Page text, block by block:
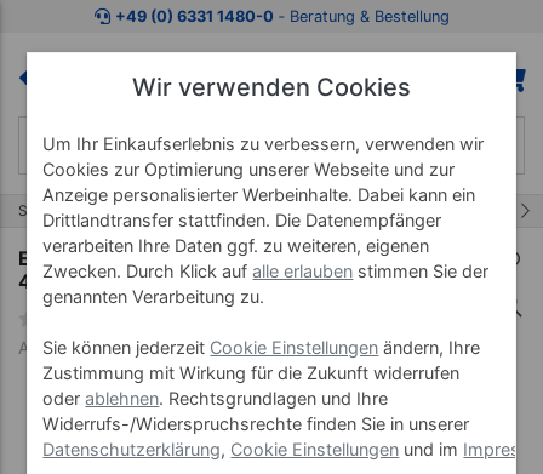
Zum Kaufbereich springen Zur Produktbeschreibung
+49 (0) 6331 1480-0 ‐ Beratung & Bestellung
Start Elektrotherapiegeräte Elektrotherapie
Enraf-Nonius Akku für Endomed 482, Sonopuls
490 und 492
Art-Nr. 27553
Wir verwenden Cookies
Um Ihr Einkaufserlebnis zu verbessern, verwenden wir
Cookies zur Optimierung unserer Webseite und zur
Anzeige personalisierter Werbeinhalte. Dabei kann ein
Drittlandtransfer stattfinden. Die Datenempfänger
verarbeiten Ihre Daten ggf. zu weiteren, eigenen
Zwecken. Durch Klick aufalle erlauben stimmen Sie der
genannten Verarbeitung zu.
Sie können jederzeit Cookie Einstellungen ändern, Ihre
Zustimmung mit Wirkung für die Zukunft widerrufen
oderablehnen. Rechtsgrundlagen und Ihre
Widerrufs-/Widerspruchsrechte finden Sie in unserer
Datenschutzerklärung, Cookie Einstellungen und im